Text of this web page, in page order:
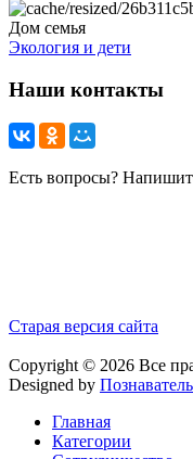
Дом семья
Экология и дети
Наши контакты
Есть вопросы?
Старая версия сайта
Copyright © 2026 Все
Designed by
Главная
Категории